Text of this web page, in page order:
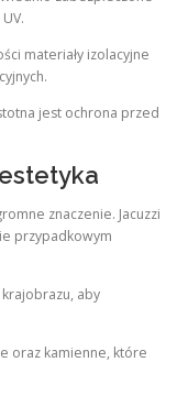
materiały izolacyjne
jest ochrona przed
znaczenie. Jacuzzi
przypadkowym
aby
oraz kamienne, które